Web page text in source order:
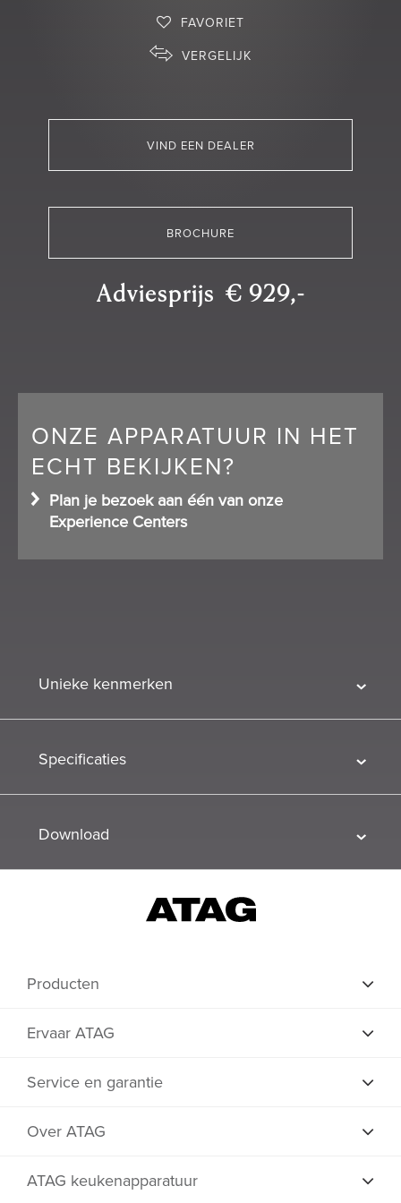
FAVORIET
VERGELIJK
VIND EEN DEALER
BROCHURE
Adviesprijs € 929,-
ONZE APPARATUUR IN HET
ECHT BEKIJKEN?
Plan je bezoek aan één van onze
Experience Centers
Unieke kenmerken
Specificaties
Download
Producten
Ervaar ATAG
Service en garantie
Over ATAG
ATAG keukenapparatuur